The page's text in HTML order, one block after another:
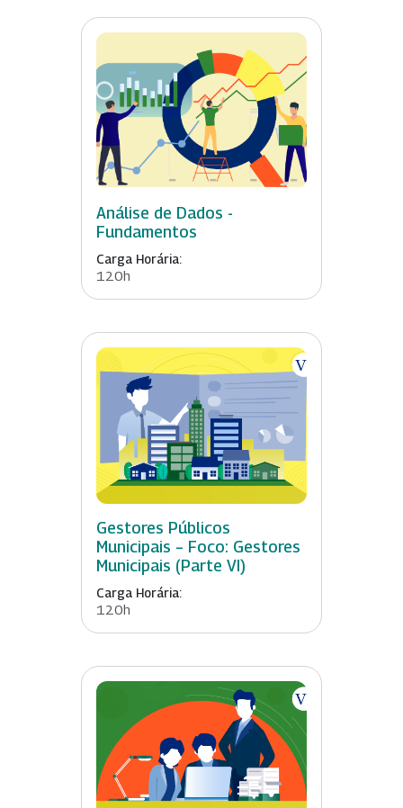
Análise de Dados -
Fundamentos
Carga Horária:
120h
Gestores Públicos
Municipais – Foco: Gestores
Municipais (Parte VI)
Carga Horária:
120h